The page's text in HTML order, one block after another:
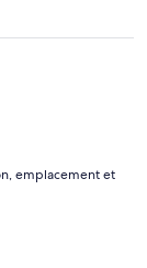
emplacement et